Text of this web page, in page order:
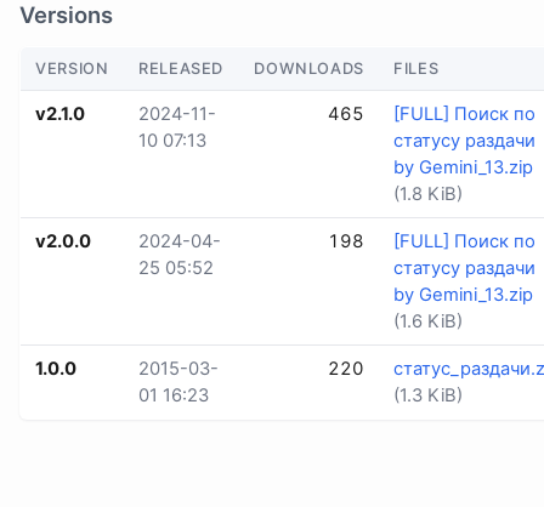
Versions
VERSION RELEASED DOWNLOADS FILES
v2.1.0
2024-11-
10 07:13
465
[FULL] Поиск по
статусу раздачи
by Gemini_13.zip
(1.8 KiB)
v2.0.0
2024-04-
25 05:52
198
[FULL] Поиск по
статусу раздачи
by Gemini_13.zip
(1.6 KiB)
1.0.0
2015-03-
01 16:23
220
(1.3 KiB)